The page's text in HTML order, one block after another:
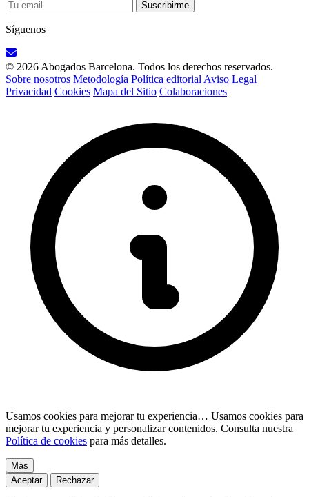
Suscribirme
Síguenos
© 2026 Abogados Barcelona. Todos los derechos reservados.
Sobre nosotros Metodología Política editorial Aviso Legal
Privacidad Cookies Mapa del Sitio Colaboraciones
Usamos cookies para mejorar tu experiencia… Usamos cookies para
mejorar tu experiencia y personalizar contenidos. Consulta nuestra
Política de cookies para más detalles.
Más
Aceptar
Rechazar